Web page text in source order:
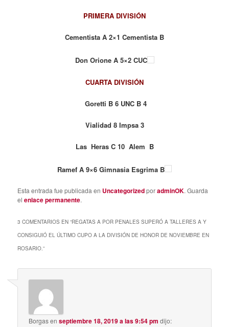
PRIMERA DIVISIÓN
Cementista A 2×1 Cementista B
Don Orione A 5×2 CUC
CUARTA DIVISIÓN
Goretti B 6 UNC B 4
Vialidad 8 Impsa3
Las Heras C 10 Alem B
Ramef A 9×6 Gimnasia Esgrima B
Esta entrada fue publicada en UncategorizedporadminOK. Guarda
elenlace permanente.
3 COMENTARIOS EN “REGATAS A POR PENALES SUPERÓ A TALLERES A Y
CONSIGUIÓ EL ÚLTIMO CUPO A LA DIVISIÓN DE HONOR DE NOVIEMBRE EN
ROSARIO.”
Borgasenseptiembre 18, 2019 a las 9:54 pm dijo: